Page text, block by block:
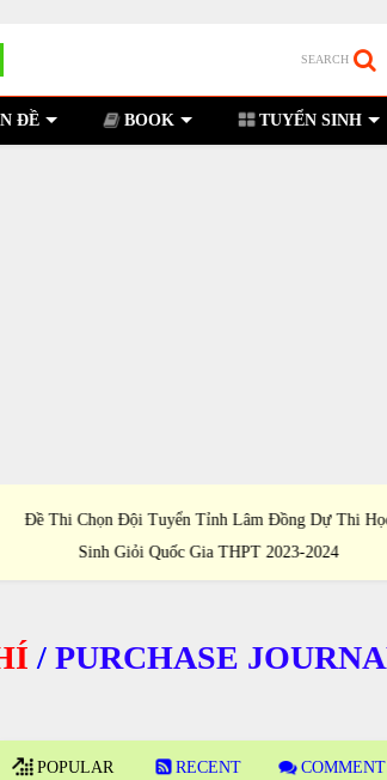
SEARCH
ĐỀ BOOK TUYỂN SINH
Đề Thi Chọn Đội Tuyển Tỉnh Lâm Đồng Dự Thi Học
Sinh Giỏi Quốc Gia THPT 2023-2024
JOURNALS
POPULAR RECENT COMMENT